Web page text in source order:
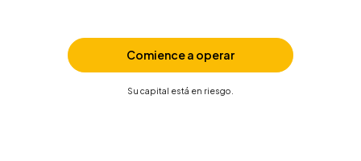
Comience a operar
Su capital está en riesgo.